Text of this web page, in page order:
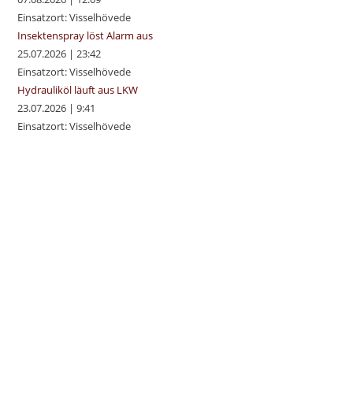
Einsatzort: Visselhövede
Insektenspray löst Alarm aus
25.07.2026 |23:42
Einsatzort: Visselhövede
Hydrauliköl läuft aus LKW
23.07.2026 |9:41
Einsatzort: Visselhövede